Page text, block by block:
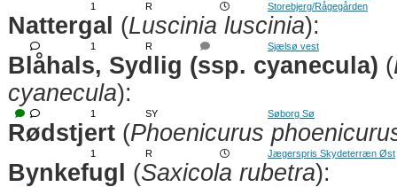
1
R Storebjerg/Rågegården
Nattergal (Luscinia luscinia):
1 R Sjælsø vest
Blåhals, Sydlig (ssp. cyanecula) (
cyanecula):
1 SY Søborg Sø
Rødstjert (Phoenicurus
1 R Jægerspris Skydeterræn Øst
Bynkefugl (Saxicola rubetra):